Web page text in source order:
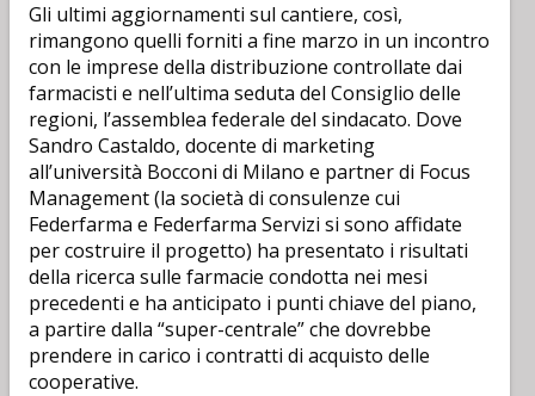
Gli ultimi aggiornamenti sul cantiere, così,
rimangono quelli forniti a fine marzo in un incontro
con le imprese della distribuzione controllate dai
farmacisti e nell’ultima seduta del Consiglio delle
regioni, l’assemblea federale del sindacato. Dove
Sandro Castaldo, docente di marketing
all’università Bocconi di Milano e partner di Focus
Management (la società di consulenze cui
Federfarma e Federfarma Servizi si sono affidate
per costruire il progetto) ha presentato i risultati
della ricerca sulle farmacie condotta nei mesi
precedenti e ha anticipato i punti chiave del piano,
a partire dalla “super-centrale” che dovrebbe
prendere in carico i contratti di acquisto delle
cooperative.